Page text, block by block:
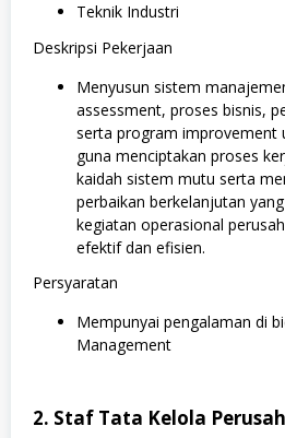
Teknik Industri
Deskripsi Pekerjaan
Menyusun sistem
assessment, proses bisnis,
serta program improvement
guna menciptakan proses
kaidah sistem mutu serta
perbaikan berkelanjutan
kegiatan operasional
efektif dan efisien.
Persyaratan
Mempunyai pengalaman di
Management
2. Staf Tata Kelola